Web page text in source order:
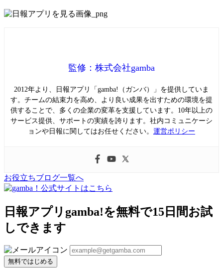
監修：株式会社gamba
2012年より、日報アプリ「gamba!（ガンバ）」を提供していま
す。チームの結束力を高め、より良い成果を出すための環境を提
供することで、多くの企業の変革を支援しています。10年以上の
サービス提供、サポートの実績を誇ります。社内コミュニケーシ
ョンや日報に関してはお任せください。 運営ポリシー
お役立ちブログ一覧へ
日報アプリgamba!を無料で15日間お試
しできます
無料ではじめる